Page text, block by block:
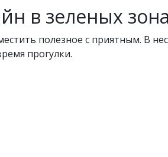
в зеленых
полезное с приятным. В
прогулки.